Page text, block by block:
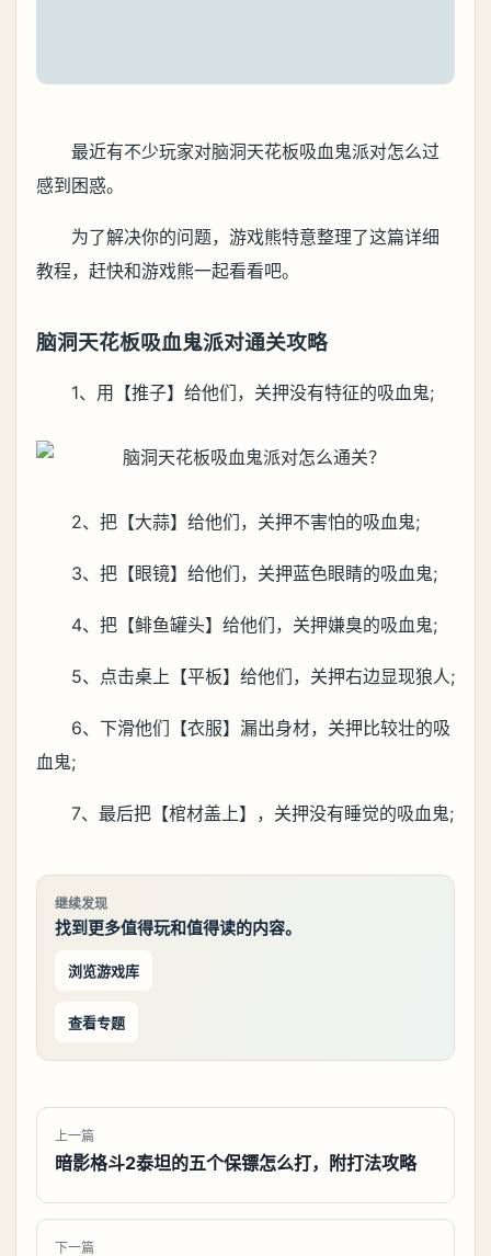
最近有不少玩家对脑洞天花板吸血鬼派对怎么过
感到困惑。
为了解决你的问题，游戏熊特意整理了这篇详细
教程，赶快和游戏熊一起看看吧。
脑洞天花板吸血鬼派对通关攻略
1、用【推子】给他们，关押没有特征的吸血鬼;
2、把【大蒜】给他们，关押不害怕的吸血鬼;
3、把【眼镜】给他们，关押蓝色眼睛的吸血鬼;
4、把【鲱鱼罐头】给他们，关押嫌臭的吸血鬼;
5、点击桌上【平板】给他们，关押右边显现狼人;
6、下滑他们【衣服】漏出身材，关押比较壮的吸
血鬼;
7、最后把【棺材盖上】，关押没有睡觉的吸血鬼;
继续发现
找到更多值得玩和值得读的内容。
浏览游戏库
查看专题
上一篇
暗影格斗2泰坦的五个保镖怎么打，附打法攻略
下一篇